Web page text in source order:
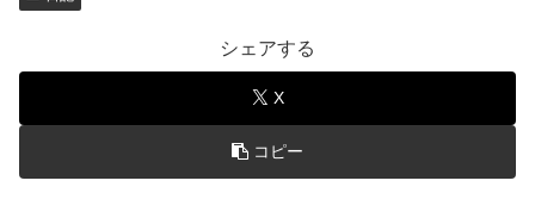
シェアする
X
コピー